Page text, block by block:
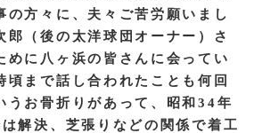
の方々に、夫々ご苦労願いまし
郎（後の太洋球団オーナー）さ
めに八ヶ浜の皆さんに会ってい
頃まで話し合われたことも何回
うお骨折りがあって、昭和34年
解決、芝張りなどの関係で着工